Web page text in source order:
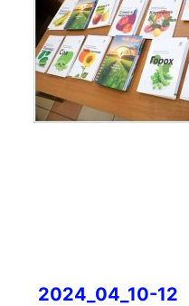
Навигация
2024_04_10-12